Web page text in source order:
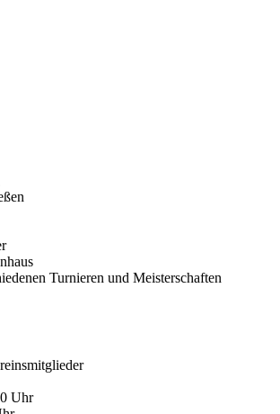
Turnieren und Meisterschaften
Uhr